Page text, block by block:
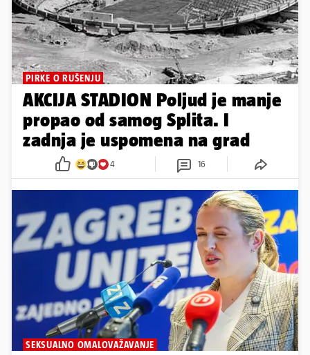
PIRKE O RUŠENJU
AKCIJA STADION Poljud je manje
propao od samog Splita. I
zadnja je uspomena na grad
4 16
SEKSUALNO OMALOVAŽAVANJE